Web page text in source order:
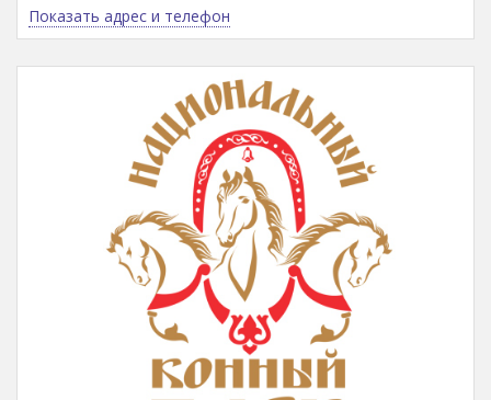
Показать адрес и телефон